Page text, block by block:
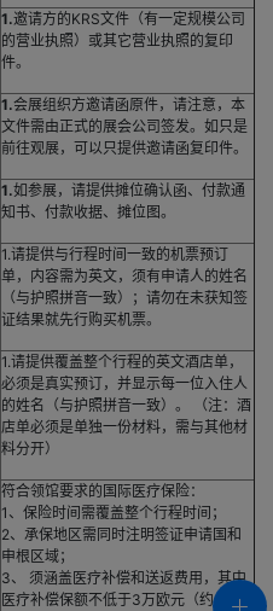
1.邀请方的KRS文件（有一定规模公司
的营业执照）或其它营业执照的复印
件。
1.会展组织方邀请函原件，请注意，本
文件需由正式的展会公司签发。如只是
前往观展，可以只提供邀请函复印件。
1.如参展，请提供摊位确认函、付款通
知书、付款收据、摊位图。
1.请提供与行程时间一致的机票预订
单，内容需为英文，须有申请人的姓名
（与护照拼音一致）；请勿在未获知签
证结果就先行购买机票。
1.请提供覆盖整个行程的英文酒店单，
必须是真实预订，并显示每一位入住人
的姓名（与护照拼音一致）。 （注：酒
店单必须是单独一份材料，需与其他材
料分开）
符合领馆要求的国际医疗保险：
1、保险时间需覆盖整个行程时间；
2、承保地区需同时注明签证申请国和
申根区域；
3、 须涵盖医疗补偿和送返费用，其中
医疗补偿保额不低于3万欧元（约30万